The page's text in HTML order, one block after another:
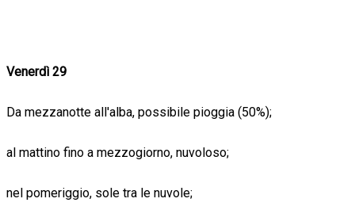
Venerdì 29
Da mezzanotte all'alba, possibile pioggia (50%);
al mattino fino a mezzogiorno, nuvoloso;
nel pomeriggio, sole tra le nuvole;